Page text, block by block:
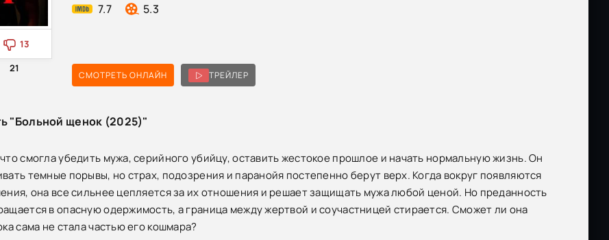
7.7 5.3
13
21
СМОТРЕТЬ ОНЛАЙН ТРЕЙЛЕР
"Больной щенок (2025)"
смогла убедить мужа, серийного убийцу, оставить жестокое прошлое и начать нормальную жизнь. Он
темные порывы, но страх, подозрения и паранойя постепенно берут верх. Когда вокруг появляются
она все сильнее цепляется за их отношения и решает защищать мужа любой ценой. Но преданность
в опасную одержимость, а граница между жертвой и соучастницей стирается. Сможет ли она
сама не стала частью его кошмара?